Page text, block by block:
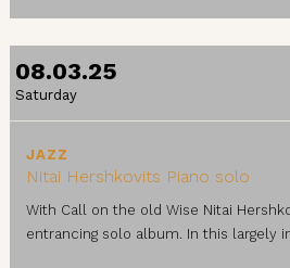
08.03.25
Saturday
JAZZ
Nitai Hershkovits Piano solo
With Call on the old Wise Nitai
entrancing solo album. In this largely